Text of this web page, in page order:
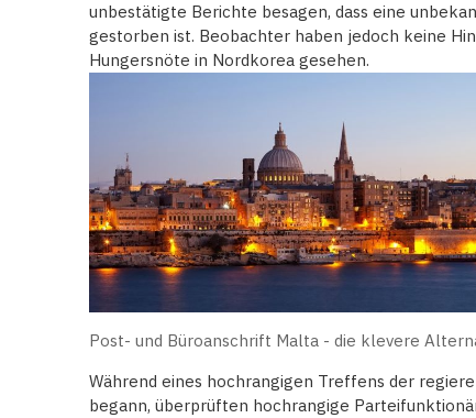
unbestätigte Berichte besagen, dass eine
gestorben ist. Beobachter haben jedoch keine
Hungersnöte in Nordkorea gesehen.
Post- und Büroanschrift Malta - die klevere
Während eines hochrangigen Treffens der
begann, überprüften hochrangige